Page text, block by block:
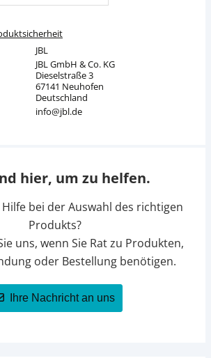
JBL
JBL GmbH & Co. KG
Dieselstraße 3
67141 Neuhofen
Deutschland
info@jbl.de
hier, um zu helfen.
bei der Auswahl des richtigen
Produkts?
uns, wenn Sie Rat zu Produkten,
oder Bestellung benötigen.
Ihre Nachricht an uns